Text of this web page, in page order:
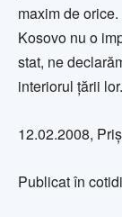
maxim de
Kosovo nu o
stat, ne
interiorul ţării
12.02.2008,
Publicat în